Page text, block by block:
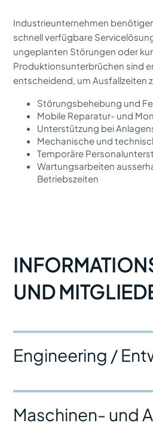
Industrieunternehmen
schnell verfügbare
ungeplanten Störungen oder
Produktionsunterbrüchen sind
entscheidend, um Ausfallzeiten
Störungsbehebung und
Mobile Reparatur- und
Unterstützung bei
Mechanische und
Temporäre
Wartungsarbeiten
Betriebszeiten
UND
Engineering /
Maschinen- und